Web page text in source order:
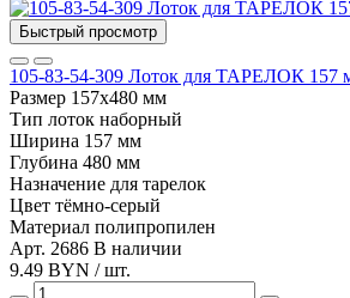
Быстрый просмотр
105-83-54-309 Лоток для ТАРЕЛОК 157
Размер 157х480 мм
Тип лоток наборный
Ширина 157 мм
Глубина 480 мм
Назначение для тарелок
Цвет тёмно-серый
Материал полипропилен
Арт. 2686 В наличии
9.49 BYN / шт.